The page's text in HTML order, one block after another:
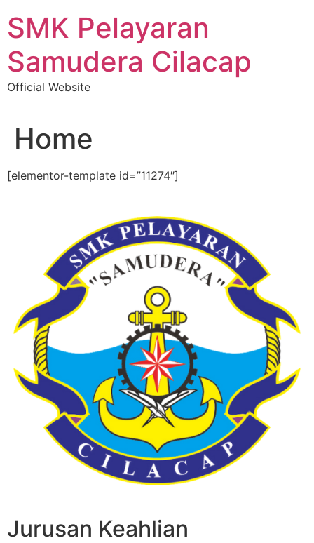
ke
konten
SMK Pelayaran
Samudera Cilacap
Official Website
Home
[elementor-template id=”11274″]
Jurusan Keahlian